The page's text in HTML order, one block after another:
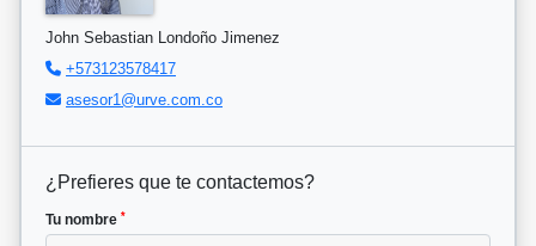
John Sebastian Londoño Jimenez
+573123578417
asesor1@urve.com.co
¿Prefieres que te contactemos?
Tu nombre *